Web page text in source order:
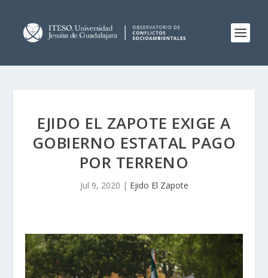
EJIDO EL ZAPOTE EXIGE A
GOBIERNO ESTATAL PAGO
POR TERRENO
Jul 9, 2020 | Ejido El Zapote